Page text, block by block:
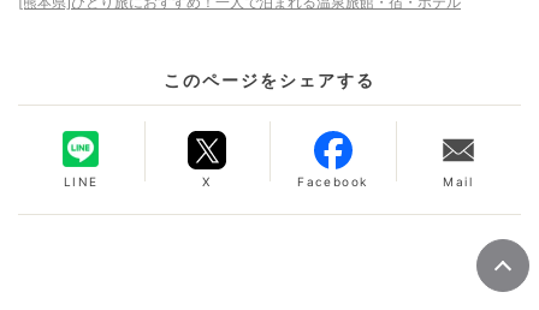
このページをシェアする
LINE X Facebook Mail